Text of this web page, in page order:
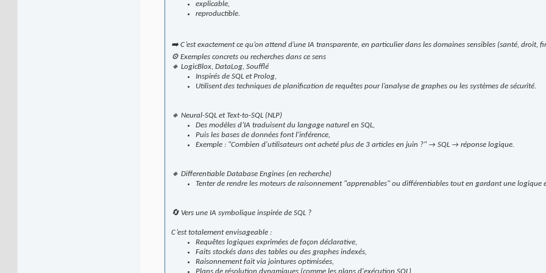
explicable,
reproductible.
➡️ C’est exactement ce qu’on attend d’une IA transparente, en particulier dans les domaines sensibles (santé, droit,
⚙️ Exemples concrets ou recherches dans ce sens
🔸 LogicBlox, DataLog, Soufflé
Inspirés de SQL et Prolog,
Utilisent des techniques de planification de requêtes pour l’analyse de graphes ou les systèmes de sécurité.
🔸 Neural-SQL et Text-to-SQL (NLP)
Des modèles d’IA traduisent du langage naturel en SQL,
Puis les bases de données font l'inférence,
Exemple : "Combien d'utilisateurs ont acheté plus de 3 articles en juin ?" → SQL → réponse logique.
🔸 Differentiable Database Engines (en recherche)
Tenter de rendre les moteurs de raisonnement "apprenables" ou différentiables tout en gardant une logique
🔄 Vers une IA symbolique inspirée de SQL ?
C’est totalement envisageable :
Requêtes logiques exprimées de façon déclarative,
Faits stockés dans des tables ou des graphes indexés,
Raisonnement fait via jointures optimisées,